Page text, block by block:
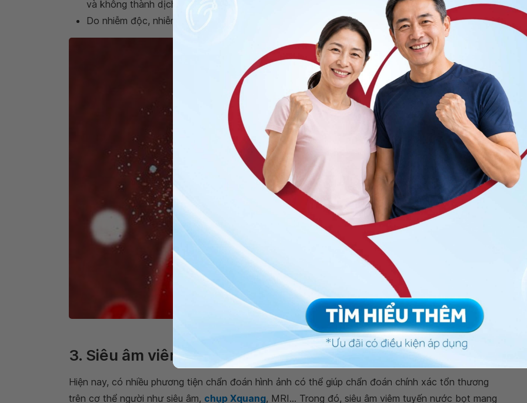
và không thành dịch.
Do nhiễm độc, nhiễm nấm, nhiễm lao, các bệnh lý hệ thống...
Virus gây viêm tuyến nước bọt mang tai
3. Siêu âm viêm tuyến nước bọt mang tai
Hiện nay, có nhiều phương tiện chẩn đoán hình ảnh có thể giúp chẩn đoán chính xác tổn thương
trên cơ thể người như siêu âm, chụp Xquang, MRI... Trong đó, siêu âm viêm tuyến nước bọt mang